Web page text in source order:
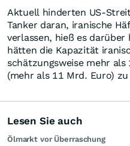
Aktuell hinderten US-
Tanker daran, iranische
verlassen, hieß es darüber
hätten die Kapazität
schätzungsweise mehr
(mehr als 11 Mrd. Euro)
Lesen Sie auch
Ölmarkt vor Überraschung